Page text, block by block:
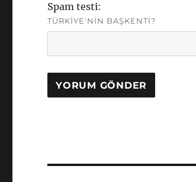
Spam testi:
TÜRKIYE'NIN BAŞKENTI?